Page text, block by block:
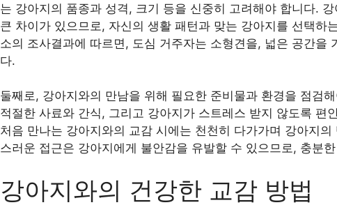
는 강아지의 품종과 성격, 크기 등을 신중히 고려해야 합니다.
큰 차이가 있으므로, 자신의 생활 패턴과 맞는 강아지를 선택하
소의 조사결과에 따르면, 도심 거주자는 소형견을, 넓은 공간을
다.
둘째로, 강아지와의 만남을 위해 필요한 준비물과 환경을 점검
적절한 사료와 간식, 그리고 강아지가 스트레스 받지 않도록 편
처음 만나는 강아지와의 교감 시에는 천천히 다가가며 강아지
스러운 접근은 강아지에게 불안감을 유발할 수 있으므로, 충분
강아지와의 건강한 교감 방법